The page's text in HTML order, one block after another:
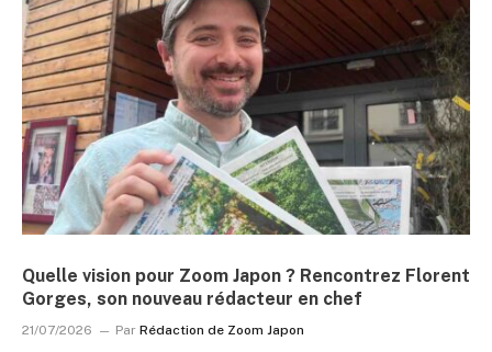
Quelle vision pour Zoom Japon ? Rencontrez Florent
Gorges, son nouveau rédacteur en chef
21/07/2026 Par Rédaction de Zoom Japon